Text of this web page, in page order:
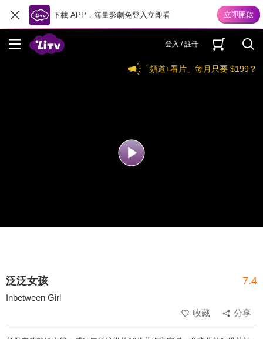
下載 APP，海量影劇免登入立即看
登入 / 註冊
「頻道+看片」每月只要 $199？
泛泛女孩 7.4
Inbetween Girl
收藏
分享